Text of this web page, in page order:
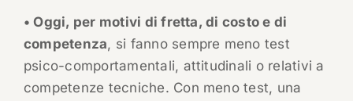
• Oggi, per motivi di fretta, di costo e di
competenza, si fanno sempre meno test
psico-comportamentali, attitudinali o relativi a
competenze tecniche. Con meno test, una